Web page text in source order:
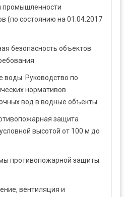
промышленности
(по состоянию на 01.04.2017
безопасность объектов
Руководство по
нормативов
вод в водные объекты
защита
высотой от 100 м до
противопожарной защиты.
вентиляция и